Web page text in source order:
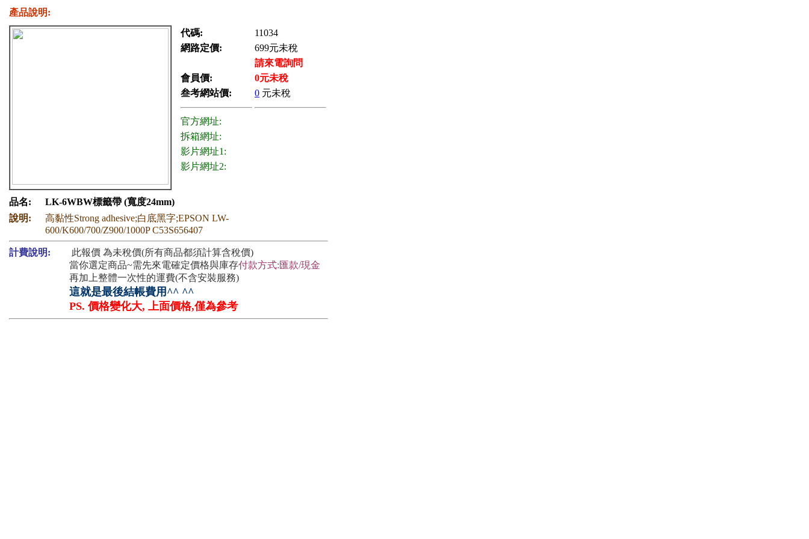
產品說明:
代碼:
11034
網路定價:
699元未稅
請來電詢問
會員價:
0元未稅
叁考網站價:
0 元未稅
官方網址:
拆箱網址:
影片網址1:
影片網址2:
品名:
LK-6WBW標籤帶 (寬度24mm)
說明:
高黏性Strong adhesive;白底黑字;EPSON LW-
600/K600/700/Z900/1000P C53S656407
計費說明:
此報價 為未稅價(所有商品都須計算含稅價)
當你選定商品~需先來電確定價格與庫存付款方式:匯款/現金
再加上整體一次性的運費(不含安裝服務)
這就是最後結帳費用^^ ^^
PS. 價格變化大, 上面價格,僅為參考